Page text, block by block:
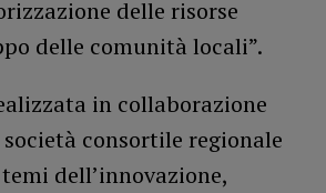
delle risorse
delle comunità locali”.
in collaborazione
società consortile regionale
dell’innovazione,